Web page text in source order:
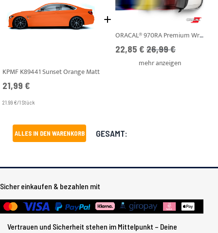
KPMF K89441 Sunset Orange Matt
21,99 €
21.99 €/1 Stück
ORACAL® 970RA Premium Wrapping Cast - Autofolie
Ab
22,85 € UVP
26,99 €
mehr anzeigen
ALLES IN DEN WARENKORB GESAMT:
Sicher einkaufen & bezahlen mit
Vertrauen und Sicherheit stehen im Mittelpunkt – Deine